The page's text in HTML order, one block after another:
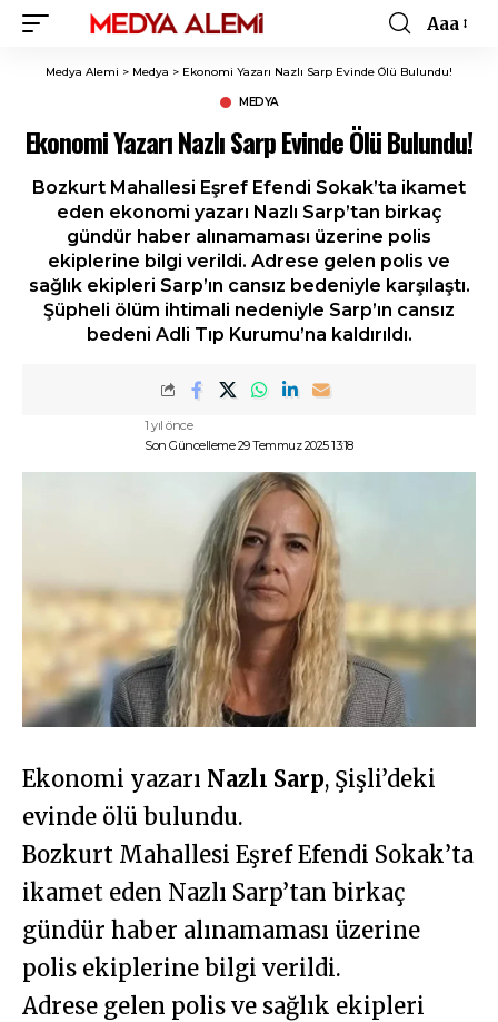
Font
Resizer
Aaa
Medya Alemi > Medya > Ekonomi Yazarı Nazlı Sarp Evinde Ölü Bulundu!
MEDYA
Ekonomi Yazarı Nazlı Sarp Evinde Ölü Bulundu!
Bozkurt Mahallesi Eşref Efendi Sokak’ta ikamet
eden ekonomi yazarı Nazlı Sarp’tan birkaç
gündür haber alınamaması üzerine polis
ekiplerine bilgi verildi. Adrese gelen polis ve
sağlık ekipleri Sarp’ın cansız bedeniyle karşılaştı.
Şüpheli ölüm ihtimali nedeniyle Sarp’ın cansız
bedeni Adli Tıp Kurumu’na kaldırıldı.
Son Güncelleme 29 Temmuz 2025 13:18
1 yıl önce
Ekonomi yazarı Nazlı Sarp, Şişli’deki
evinde ölü bulundu.
Bozkurt Mahallesi Eşref Efendi Sokak’ta
ikamet eden Nazlı Sarp’tan birkaç
gündür haber alınamaması üzerine
polis ekiplerine bilgi verildi.
Adrese gelen polis ve sağlık ekipleri